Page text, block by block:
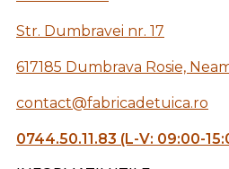
Str. Dumbravei nr. 17
617185 Dumbrava Rosie,
contact@fabricadetuica.ro
0744.50.11.83 (L-V: 09:00-